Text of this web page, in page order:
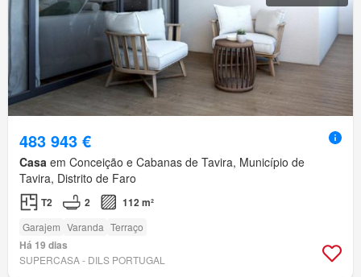
483 943 €
Casa em Conceição e Cabanas de Tavira, Município de
Tavira, Distrito de Faro
T2 2 112 m²
Garajem Varanda Terraço
Há 19 dias
SUPERCASA - DILS PORTUGAL